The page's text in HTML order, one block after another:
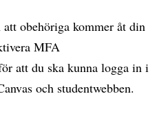
obehöriga kommer åt din
MFA
att du ska kunna logga in i
och studentwebben.